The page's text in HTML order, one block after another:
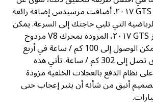
طريق مرسيدس بنز GTS ٢٠١٧. أضافت مرسيدس إضافة رائعة
التي تلبي حاجتك إلى السرعة. يمكن
لسيارة مرسيدس بنز GTS ٢٠١٧، المزودة بمحرك V8 مزدوج
تيربو سعة 4.0 لتر، يمكن الوصول إلى 100 كم / ساعة في أربع
ثوان مع سرعة قصوى تصل إلى 302 كم / ساعة. تأتي هذه
نظام الدفع بالعجلات الخلفية مزودة
أنيق من شأنه أن يثير إعجاب حتى